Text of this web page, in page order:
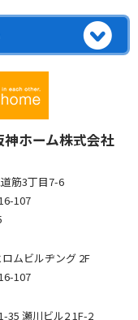
ホーム株式会社
筋3丁目7-6
107
ムビルヂング 2F
107
35 瀬川ビル2 1F-2